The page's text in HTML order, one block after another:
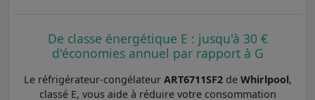
De classe énergétique E : jusqu'à 30 €
d'économies annuel par rapport à G
Le réfrigérateur-congélateur ART6711SF2de Whirlpool,
classé E, vous aide à réduire votre consommation